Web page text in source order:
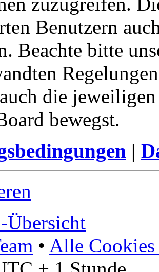
Benutzern
Beachte bitte
die
bewegst.
|
Übersicht
• Alle Cookies